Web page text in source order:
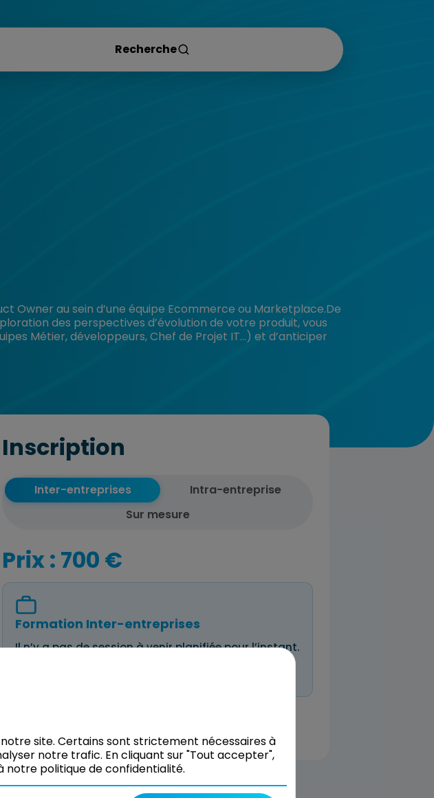
Owner au sein d’une équipe Ecommerce ou Marketplace.De
des perspectives d’évolution de votre produit, vous
Métier, développeurs, Chef de Projet IT…) et d’anticiper
Inscription
Inter-entreprises
Intra-entreprise
Sur mesure
Prix : 700 €
Formation Inter-entreprises
Il n’y a pas de session à venir planifiée pour l’instant.
site. Certains sont strictement nécessaires à
notre trafic. En cliquant sur "Tout accepter",
notre politique de confidentialité.